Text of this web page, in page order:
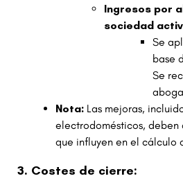
Ingresos por
sociedad
Se
base
Se
Nota: Las mejoras,
electrodomésticos, deben
que influyen en el cálculo
3. Costes de cierre: